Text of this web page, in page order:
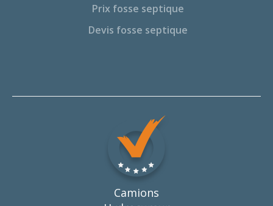
Prix fosse septique
Devis fosse septique
Camions